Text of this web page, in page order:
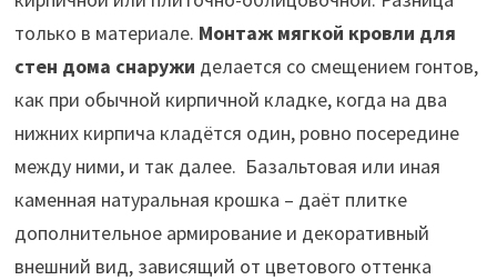
только в материале. Монтаж мягкой кровли для
стен дома снаружи делается со смещением гонтов,
как при обычной кирпичной кладке, когда на два
нижних кирпича кладётся один, ровно посередине
между ними, и так далее. Базальтовая или иная
каменная натуральная крошка – даёт плитке
дополнительное армирование и декоративный
внешний вид, зависящий от цветового оттенка